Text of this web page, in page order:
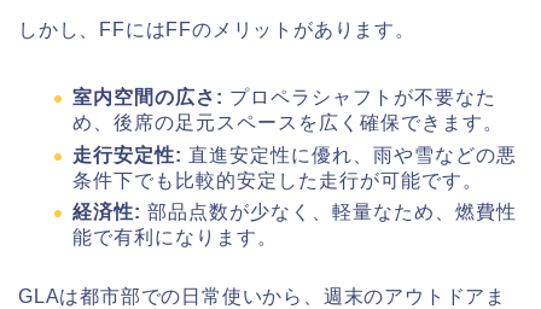
しかし、FFにはFFのメリットがあります。
室内空間の広さ: プロペラシャフトが不要なた
め、後席の足元スペースを広く確保できます。
走行安定性: 直進安定性に優れ、雨や雪などの悪
条件下でも比較的安定した走行が可能です。
経済性: 部品点数が少なく、軽量なため、燃費性
能で有利になります。
GLAは都市部での日常使いから、週末のアウトドアま